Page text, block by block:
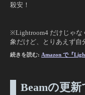
殺安！
※Lightroom4 だけじゃな
象だけど、とりあえず自
続きを読む: Amazon で『
Beamの更